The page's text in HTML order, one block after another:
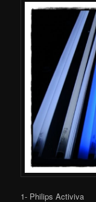
1- Philips Activiva